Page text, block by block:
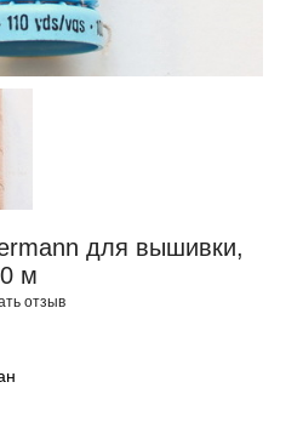
для вышивки,
м
отзыв